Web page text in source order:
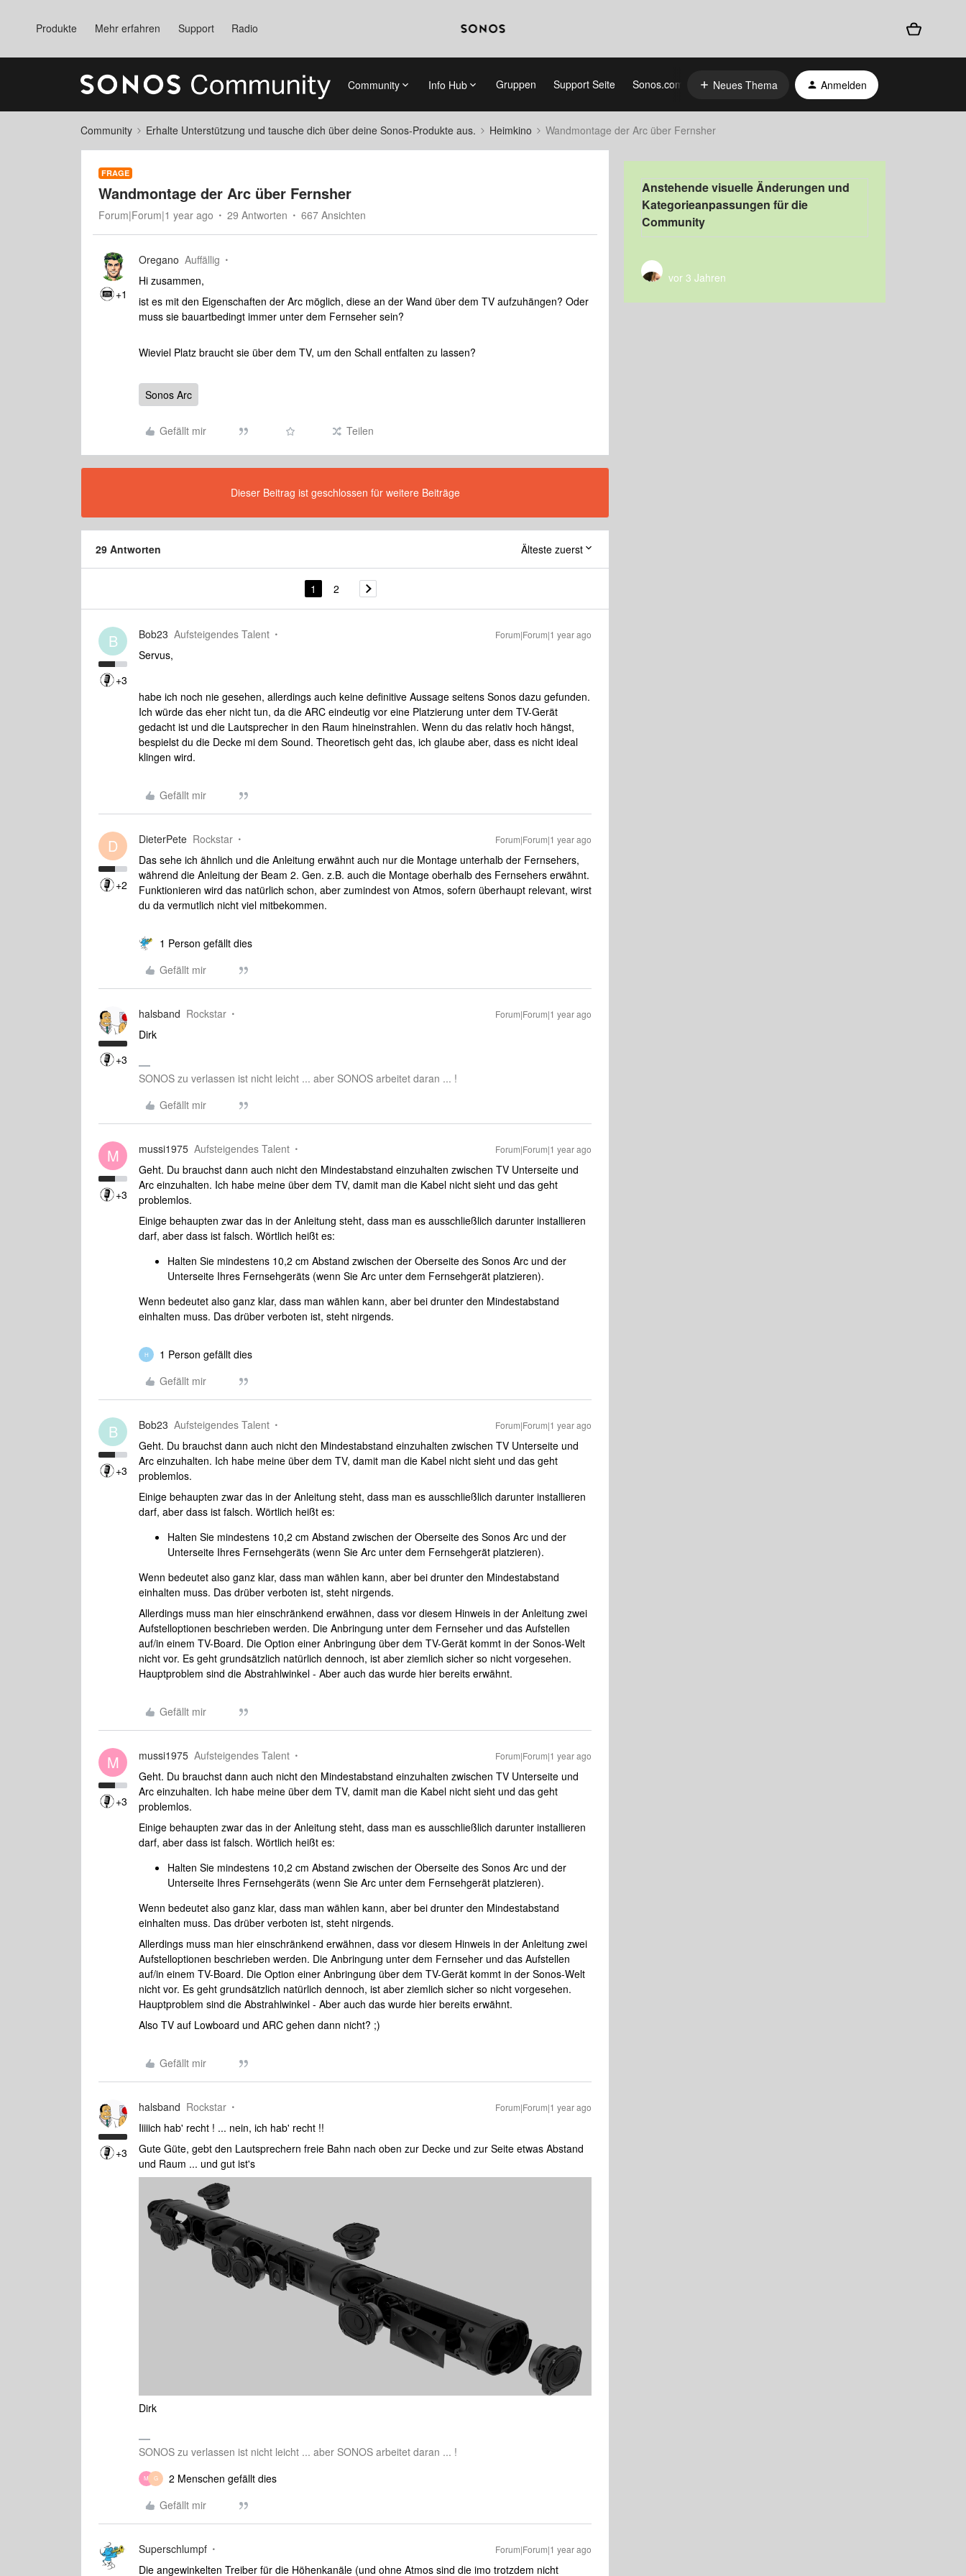
Produkte Mehr erfahren Support Radio
Community Info Hub Gruppen Support Seite Sonos.com Neues Thema Anmelden
Community Erhalte Unterstützung und tausche dich über deine Sonos-Produkte aus. Heimkino Wandmontage der Arc über Fernsher
FRAGE
Wandmontage der Arc über Fernsher
Forum|Forum|1 year ago 29 Antworten 667 Ansichten
+1
Oregano Auffällig
Hi zusammen,
ist es mit den Eigenschaften der Arc möglich, diese an der Wand über dem TV aufzuhängen? Oder
muss sie bauartbedingt immer unter dem Fernseher sein?
Wieviel Platz braucht sie über dem TV, um den Schall entfalten zu lassen?
Sonos Arc
Gefällt mir Teilen
Dieser Beitrag ist geschlossen für weitere Beiträge
29 Antworten Älteste zuerst
1 2
B
+3
Bob23 Aufsteigendes Talent Forum|Forum|1 year ago
Servus,
habe ich noch nie gesehen, allerdings auch keine definitive Aussage seitens Sonos dazu gefunden.
Ich würde das eher nicht tun, da die ARC eindeutig vor eine Platzierung unter dem TV-Gerät
gedacht ist und die Lautsprecher in den Raum hineinstrahlen. Wenn du das relativ hoch hängst,
bespielst du die Decke mi dem Sound. Theoretisch geht das, ich glaube aber, dass es nicht ideal
klingen wird.
Gefällt mir
D
+2
DieterPete Rockstar Forum|Forum|1 year ago
Das sehe ich ähnlich und die Anleitung erwähnt auch nur die Montage unterhalb der Fernsehers,
während die Anleitung der Beam 2. Gen. z.B. auch die Montage oberhalb des Fernsehers erwähnt.
Funktionieren wird das natürlich schon, aber zumindest von Atmos, sofern überhaupt relevant, wirst
du da vermutlich nicht viel mitbekommen.
1 Person gefällt dies
Gefällt mir
+3
halsband Rockstar Forum|Forum|1 year ago
Dirk
SONOS zu verlassen ist nicht leicht ... aber SONOS arbeitet daran ... !
Gefällt mir
M
+3
mussi1975 Aufsteigendes Talent Forum|Forum|1 year ago
Geht. Du brauchst dann auch nicht den Mindestabstand einzuhalten zwischen TV Unterseite und
Arc einzuhalten. Ich habe meine über dem TV, damit man die Kabel nicht sieht und das geht
problemlos.
Einige behaupten zwar das in der Anleitung steht, dass man es ausschließlich darunter installieren
darf, aber dass ist falsch. Wörtlich heißt es:
Halten Sie mindestens 10,2 cm Abstand zwischen der Oberseite des Sonos Arc und der
Unterseite Ihres Fernsehgeräts (wenn Sie Arc unter dem Fernsehgerät platzieren).
Wenn bedeutet also ganz klar, dass man wählen kann, aber bei drunter den Mindestabstand
einhalten muss. Das drüber verboten ist, steht nirgends.
H
1 Person gefällt dies
Gefällt mir
B
+3
Bob23 Aufsteigendes Talent Forum|Forum|1 year ago
Geht. Du brauchst dann auch nicht den Mindestabstand einzuhalten zwischen TV Unterseite und
Arc einzuhalten. Ich habe meine über dem TV, damit man die Kabel nicht sieht und das geht
problemlos.
Einige behaupten zwar das in der Anleitung steht, dass man es ausschließlich darunter installieren
darf, aber dass ist falsch. Wörtlich heißt es:
Halten Sie mindestens 10,2 cm Abstand zwischen der Oberseite des Sonos Arc und der
Unterseite Ihres Fernsehgeräts (wenn Sie Arc unter dem Fernsehgerät platzieren).
Wenn bedeutet also ganz klar, dass man wählen kann, aber bei drunter den Mindestabstand
einhalten muss. Das drüber verboten ist, steht nirgends.
Allerdings muss man hier einschränkend erwähnen, dass vor diesem Hinweis in der Anleitung zwei
Aufstelloptionen beschrieben werden. Die Anbringung unter dem Fernseher und das Aufstellen
auf/in einem TV-Board. Die Option einer Anbringung über dem TV-Gerät kommt in der Sonos-Welt
nicht vor. Es geht grundsätzlich natürlich dennoch, ist aber ziemlich sicher so nicht vorgesehen.
Hauptproblem sind die Abstrahlwinkel - Aber auch das wurde hier bereits erwähnt.
Gefällt mir
M
+3
mussi1975 Aufsteigendes Talent Forum|Forum|1 year ago
Geht. Du brauchst dann auch nicht den Mindestabstand einzuhalten zwischen TV Unterseite und
Arc einzuhalten. Ich habe meine über dem TV, damit man die Kabel nicht sieht und das geht
problemlos.
Einige behaupten zwar das in der Anleitung steht, dass man es ausschließlich darunter installieren
darf, aber dass ist falsch. Wörtlich heißt es:
Halten Sie mindestens 10,2 cm Abstand zwischen der Oberseite des Sonos Arc und der
Unterseite Ihres Fernsehgeräts (wenn Sie Arc unter dem Fernsehgerät platzieren).
Wenn bedeutet also ganz klar, dass man wählen kann, aber bei drunter den Mindestabstand
einhalten muss. Das drüber verboten ist, steht nirgends.
Allerdings muss man hier einschränkend erwähnen, dass vor diesem Hinweis in der Anleitung zwei
Aufstelloptionen beschrieben werden. Die Anbringung unter dem Fernseher und das Aufstellen
auf/in einem TV-Board. Die Option einer Anbringung über dem TV-Gerät kommt in der Sonos-Welt
nicht vor. Es geht grundsätzlich natürlich dennoch, ist aber ziemlich sicher so nicht vorgesehen.
Hauptproblem sind die Abstrahlwinkel - Aber auch das wurde hier bereits erwähnt.
Also TV auf Lowboard und ARC gehen dann nicht? ;)
Gefällt mir
+3
halsband Rockstar Forum|Forum|1 year ago
Iiiiich hab' recht ! ... nein, ich hab' recht !!
Gute Güte, gebt den Lautsprechern freie Bahn nach oben zur Decke und zur Seite etwas Abstand
und Raum ... und gut ist's
Dirk
SONOS zu verlassen ist nicht leicht ... aber SONOS arbeitet daran ... !
M G
2 Menschen gefällt dies
Gefällt mir
Superschlumpf Forum|Forum|1 year ago
Die angewinkelten Treiber für die Höhenkanäle (und ohne Atmos sind die imo trotzdem nicht
Anstehende visuelle Änderungen und
Kategorieanpassungen für die
Community
vor 3 Jahren